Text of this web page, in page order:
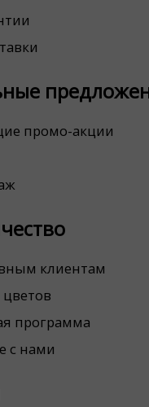
промо-акции
клиентам
программа
с нами